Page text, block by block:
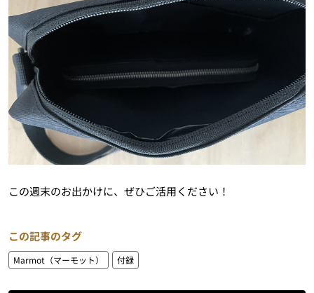
この週末のお出かけに、ぜひご活用ください！
この記事のタグ
Marmot（マーモット） 付録